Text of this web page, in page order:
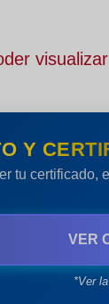
Y
tu certificado,
VER
*Ver